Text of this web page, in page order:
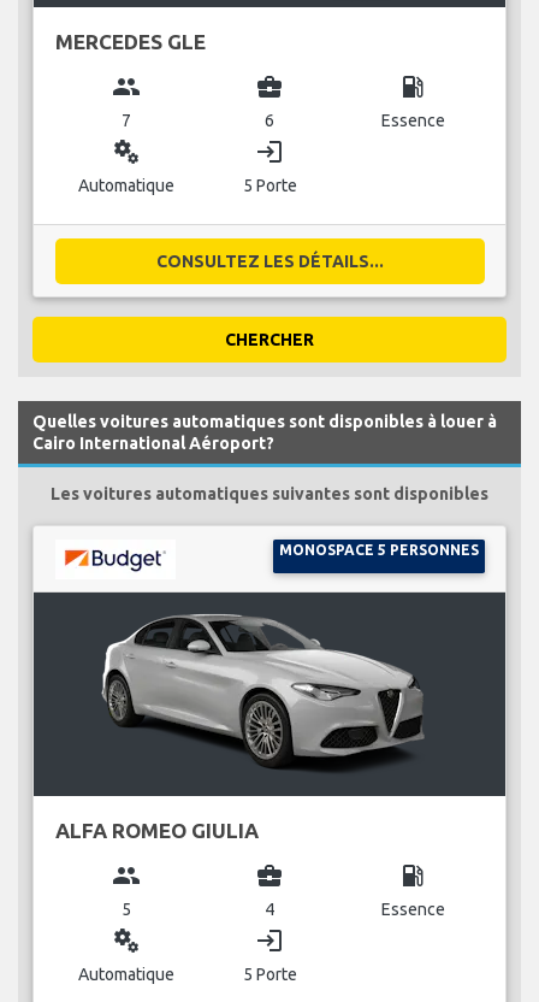
MERCEDES GLE
group
7
business_center
6
local_gas_station
Essence
miscellaneous_services
Automatique
login
5 Porte
CONSULTEZ LES DÉTAILS...
CHERCHER
Quelles voitures automatiques sont disponibles à louer à
Cairo International Aéroport?
Les voitures automatiques suivantes sont disponibles
MONOSPACE 5 PERSONNES
ALFA ROMEO GIULIA
group
5
business_center
4
local_gas_station
Essence
miscellaneous_services
Automatique
login
5 Porte